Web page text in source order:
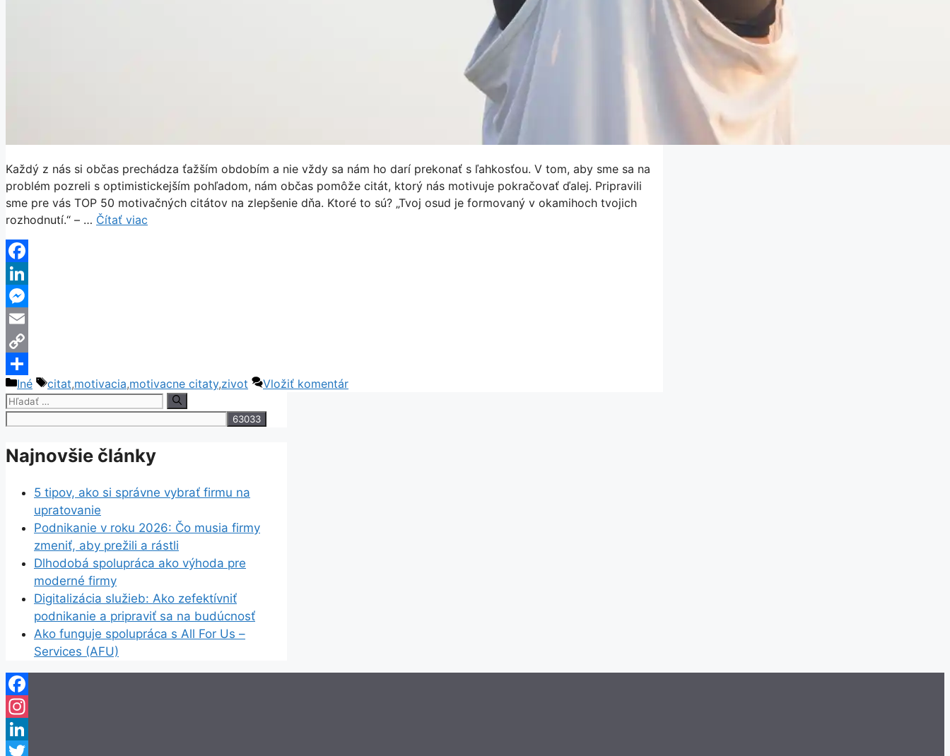
Každý z nás si občas prechádza ťažším obdobím a nie vždy sa nám ho darí prekonať s ľahkosťou. V tom, aby sme sa na
problém pozreli s optimistickejším pohľadom, nám občas pomôže citát, ktorý nás motivuje pokračovať ďalej. Pripravili
sme pre vás TOP 50 motivačných citátov na zlepšenie dňa. Ktoré to sú? „Tvoj osud je formovaný v okamihoch tvojich
rozhodnutí.“ – … Čítať viac
Facebook
LinkedIn
Messenger
Email
Copy
Link
Share
Kategórie
Iné Značky
citat,motivacia,motivacne citaty,zivot
Vložiť komentár
Hľadať:
Najnovšie články
5 tipov, ako si správne vybrať firmu na
upratovanie
Podnikanie v roku 2026: Čo musia firmy
zmeniť, aby prežili a rástli
Dlhodobá spolupráca ako výhoda pre
moderné firmy
Digitalizácia služieb: Ako zefektívniť
podnikanie a pripraviť sa na budúcnosť
Ako funguje spolupráca s All For Us –
Services (AFU)
Facebook
Instagram
LinkedIn